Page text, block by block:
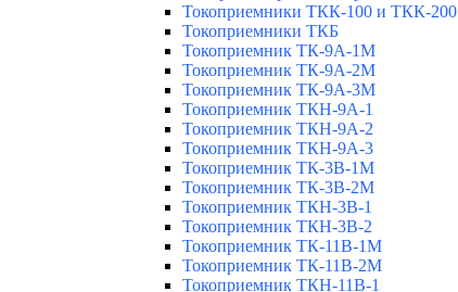
Токоприемники ТКК-100 и ТКК-200
Токоприемники ТКБ
Токоприемник ТК-9А-1М
Токоприемник ТК-9А-2М
Токоприемник ТК-9А-3М
Токоприемник ТКН-9А-1
Токоприемник ТКН-9А-2
Токоприемник ТКН-9А-3
Токоприемник ТК-3В-1М
Токоприемник ТК-3В-2М
Токоприемник ТКН-3В-1
Токоприемник ТКН-3В-2
Токоприемник ТК-11В-1М
Токоприемник ТК-11В-2М
Токоприемник ТКН-11В-1